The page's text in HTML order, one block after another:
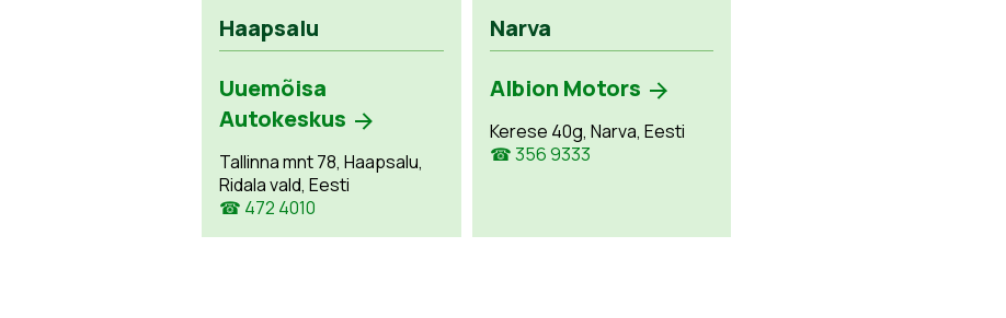
Haapsalu
Uuemõisa
Autokeskus
Tallinna mnt 78, Haapsalu,
Ridala vald, Eesti
☎ 472 4010
Narva
Albion Motors
Kerese 40g, Narva, Eesti
☎ 356 9333